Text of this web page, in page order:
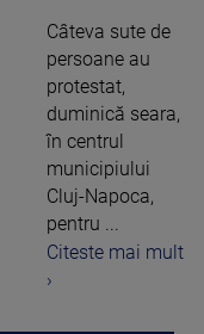
Câteva sute de
persoane au
protestat,
duminică seara,
în centrul
municipiului
Cluj-Napoca,
pentru ...
Citeste mai mult
›